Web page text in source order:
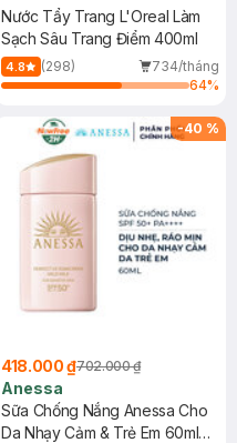
Nước Tẩy Trang L'Oreal Làm
Sạch Sâu Trang Điểm 400ml
4.8 (298)
734/tháng
64%
-40 %
418.000 ₫702.000 ₫
Anessa
Sữa Chống Nắng Anessa Cho
Da Nhạy Cảm & Trẻ Em 60ml